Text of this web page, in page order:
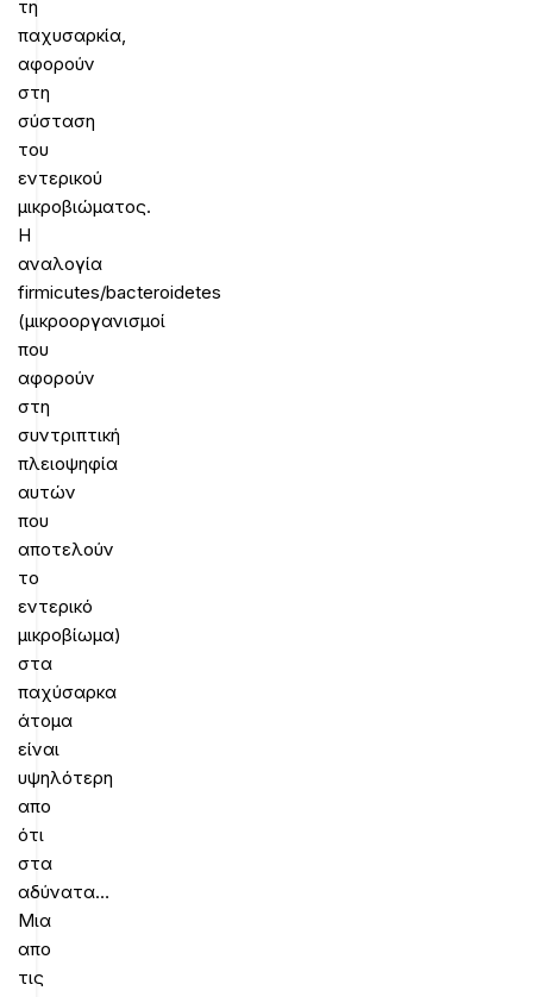
τη
παχυσαρκία,
αφορούν
στη
σύσταση
του
εντερικού
μικροβιώματος.
Η
αναλογία
firmicutes/bacteroidetes
(μικροοργανισμοί
που
αφορούν
στη
συντριπτική
πλειοψηφία
αυτών
που
αποτελούν
το
εντερικό
μικροβίωμα)
στα
παχύσαρκα
άτομα
είναι
υψηλότερη
απο
ότι
στα
αδύνατα…
Μια
απο
τις